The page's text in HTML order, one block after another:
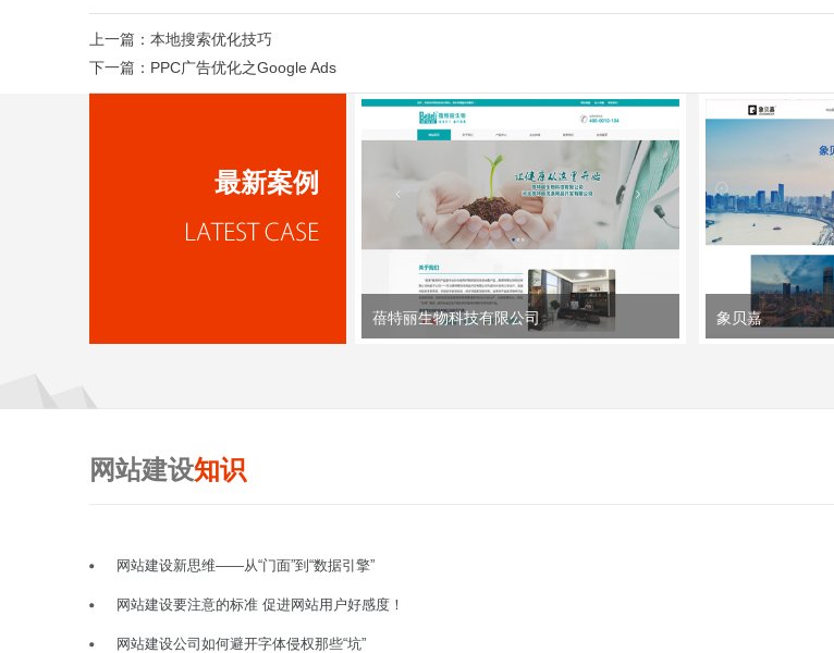
上一篇： 本地搜索优化技巧
下一篇： PPC广告优化之Google Ads
最新案例
蓓特丽生物科技有限公司 象贝嘉
网站建设知识
网站建设新思维——从“门面”到“数据引擎”
网站建设要注意的标准 促进网站用户好感度！
网站建设公司如何避开字体侵权那些“坑”